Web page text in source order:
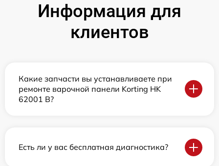
Информация для
клиентов
Какие запчасти вы устанавливаете при
ремонте варочной панели Korting HK
62001 B?
Есть ли у вас бесплатная диагностика?